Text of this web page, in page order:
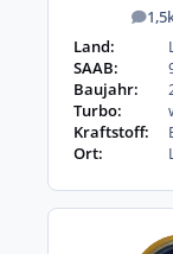
Land:
SAAB:
Baujahr:
Turbo:
Kraftstoff:
Ort: